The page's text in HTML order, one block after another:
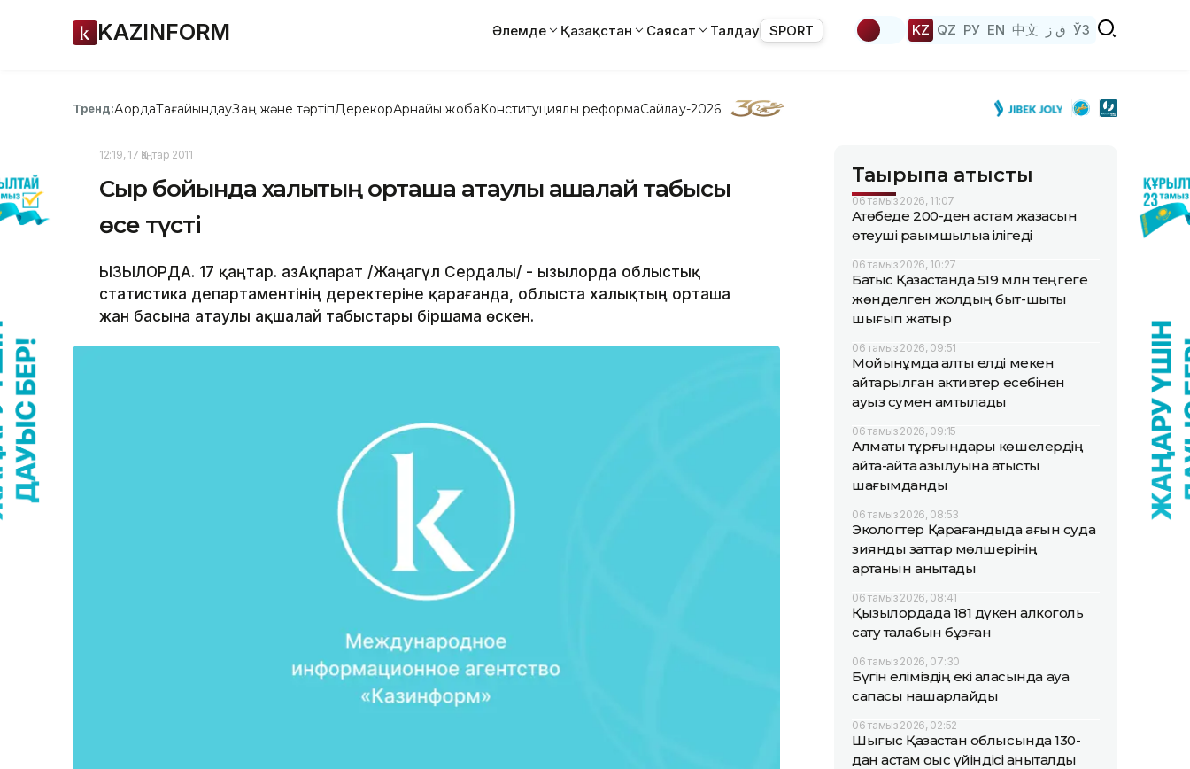
KAZINFORM Әлемде Қазақстан Саясат Талдау SPORT KZ QZ РУ EN 中文 ق ز ЎЗ
Тренд:АқордаТағайындауЗаң және тәртіпДерекқорАрнайы жобаКонституциялық реформаСайлау-2026
12:19, 17 Қаңтар 2011
Сыр бойында халықтың орташа атаулы ақшалай табысы
өсе түсті
ҚЫЗЫЛОРДА. 17 қаңтар. ҚазАқпарат /Жаңагүл Сердалы/ - Қызылорда облыстық
статистика департаментінің деректеріне қарағанда, облыста халықтың орташа
жан басына атаулы ақшалай табыстары біршама өскен.
Тақырыпқа қатысты
06 тамыз 2026, 11:07
Ақтөбеде 200-ден астам жазасын
өтеуші рақымшылыққа ілігеді
06 тамыз 2026, 10:27
Батыс Қазақстанда 519 млн теңгеге
жөнделген жолдың быт-шыты
шығып жатыр
06 тамыз 2026, 09:51
Мойынқұмда алты елді мекен
қайтарылған активтер есебінен
ауыз сумен қамтылады
06 тамыз 2026, 09:15
Алматы тұрғындары көшелердің
қайта-қайта қазылуына қатысты
шағымданды
06 тамыз 2026, 08:53
Экологтер Қарағандыда ағын суда
зиянды заттар мөлшерінің
артқанын анықтады
06 тамыз 2026, 08:41
Қызылордада 181 дүкен алкоголь
сату талабын бұзған
06 тамыз 2026, 07:30
Бүгін еліміздің екі қаласында ауа
сапасы нашарлайды
06 тамыз 2026, 02:52
Шығыс Қазақстан облысында 130-
дан астам қоқыс үйіндісі анықталды